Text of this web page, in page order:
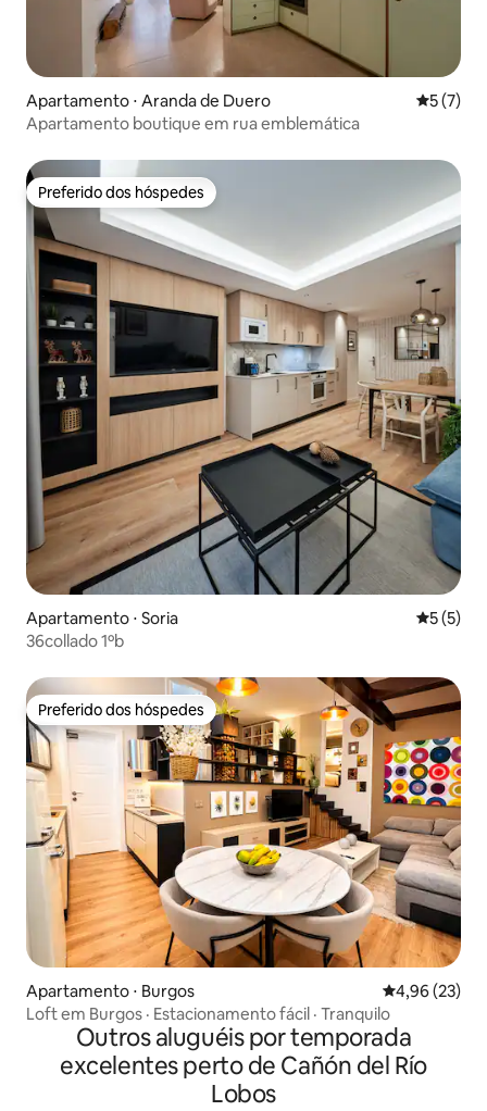
Apartamento ⋅ Aranda de Duero 5 de
5 (7)
Apartamento boutique em rua emblemática
Preferido dos hóspedes
Preferido dos hóspedes
Apartamento ⋅ Soria 5 de
5 (5)
36collado 1ºb
Preferido dos hóspedes
Preferido dos hóspedes
Apartamento ⋅ Burgos 4,96 de uma
4,96 (23)
Loft em Burgos · Estacionamento fácil · Tranquilo
Outros aluguéis por temporada
excelentes perto de Cañón del Río
Lobos